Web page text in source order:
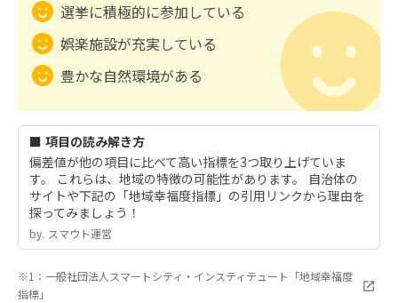
選挙に積極的に参加している
娯楽施設が充実している
豊かな自然環境がある
■ 項目の読み解き方
偏差値が他の項目に比べて高い指標を3つ取り上げていま
す。 これらは、地域の特徴の可能性があります。 自治体の
サイトや下記の「地域幸福度指標」の引用リンクから理由を
探ってみましょう！
by.︎ スマウト運営
※1：一般社団法人スマートシティ・インスティテュート「地域幸福度
指標」